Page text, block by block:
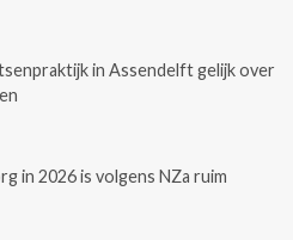
in Assendelft gelijk over
in 2026 is volgens NZa ruim